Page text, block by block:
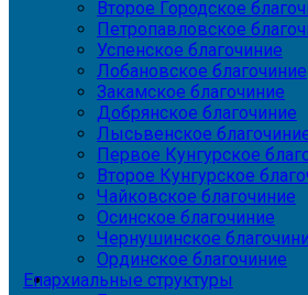
Второе Городское
Петропавловское
Успенское благочиние
Лобановское благочиние
Закамское благочиние
Добрянское благочиние
Лысьвенское
Первое Кунгурское
Второе Кунгурское
Чайковское благочиние
Осинское благочиние
Чернушинское
Ординское благочиние
Епархиальные структуры